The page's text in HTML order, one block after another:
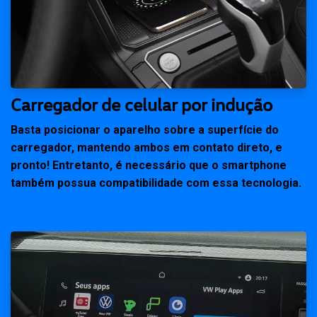
Carregador de celular por indução
Basta posicionar o aparelho sobre a superfície do
carregador, mantendo ambos em contato direto, e
pronto! Entretanto, é necessário que o smartphone
também possua compatibilidade com essa tecnologia.